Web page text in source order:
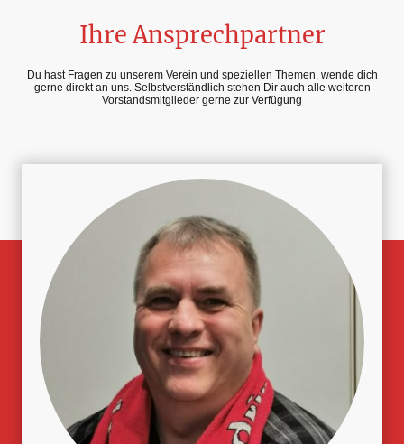
Ihre Ansprechpartner
Du hast Fragen zu unserem Verein und speziellen Themen, wende dich
gerne direkt an uns. Selbstverständlich stehen Dir auch alle weiteren
Vorstandsmitglieder gerne zur Verfügung